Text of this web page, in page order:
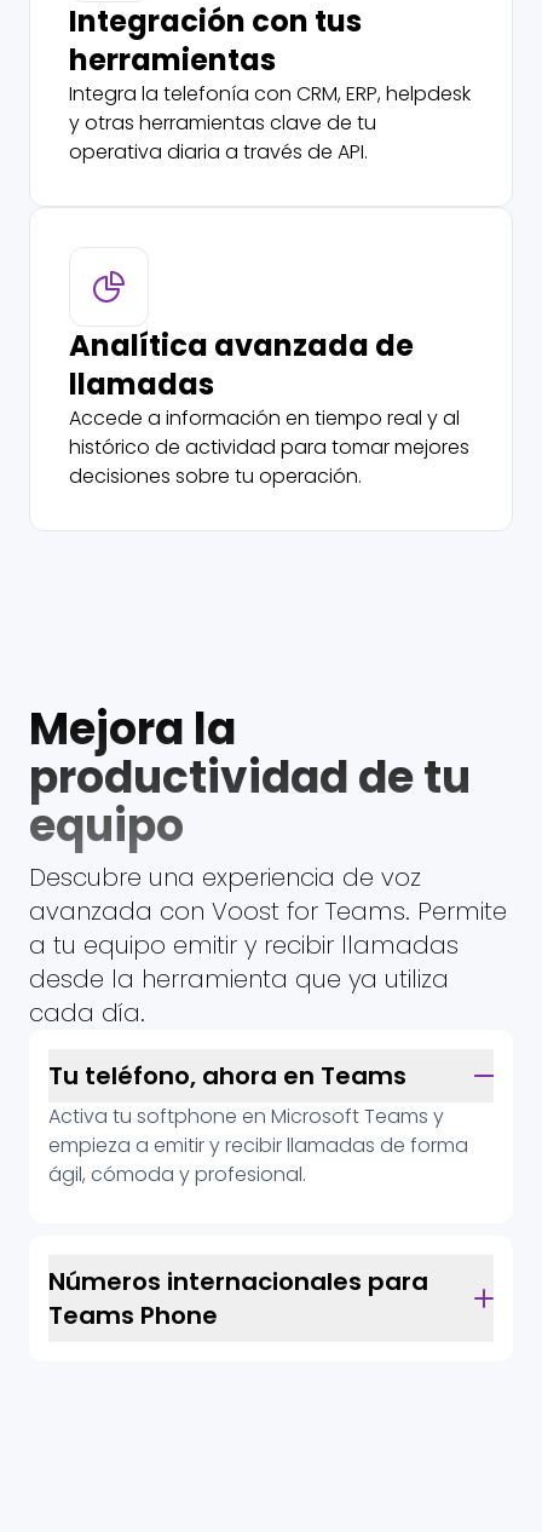
Integración con tus
herramientas
Integra la telefonía con CRM, ERP, helpdesk
y otras herramientas clave de tu
operativa diaria a través de API.
Analítica avanzada de
llamadas
Accede a información en tiempo real y al
histórico de actividad para tomar mejores
decisiones sobre tu operación.
Mejora la
productividad de tu
equipo
Descubre una experiencia de voz
avanzada con Voost for Teams. Permite
a tu equipo emitir y recibir llamadas
desde la herramienta que ya utiliza
cada día.
Tu teléfono, ahora en Teams
Activa tu softphone en Microsoft Teams y
empieza a emitir y recibir llamadas de forma
ágil, cómoda y profesional.
Números internacionales para
Teams Phone